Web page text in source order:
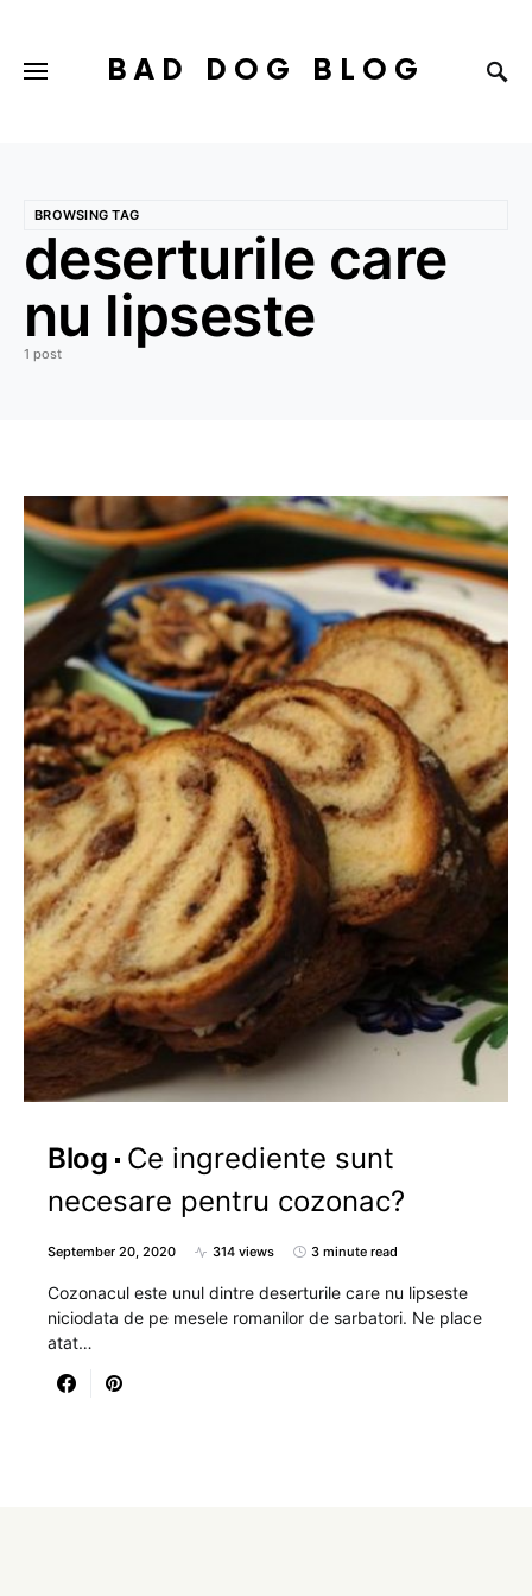
BAD DOG BLOG
BROWSING TAG
deserturile care
nu lipseste
1 post
Blog
Ce ingrediente sunt
necesare pentru cozonac?
September 20, 2020 314 views 3 minute read
Cozonacul este unul dintre deserturile care nu lipseste
niciodata de pe mesele romanilor de sarbatori. Ne place
atat…